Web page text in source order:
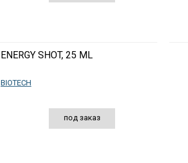
ENERGY SHOT, 25 ML
BIOTECH
под заказ